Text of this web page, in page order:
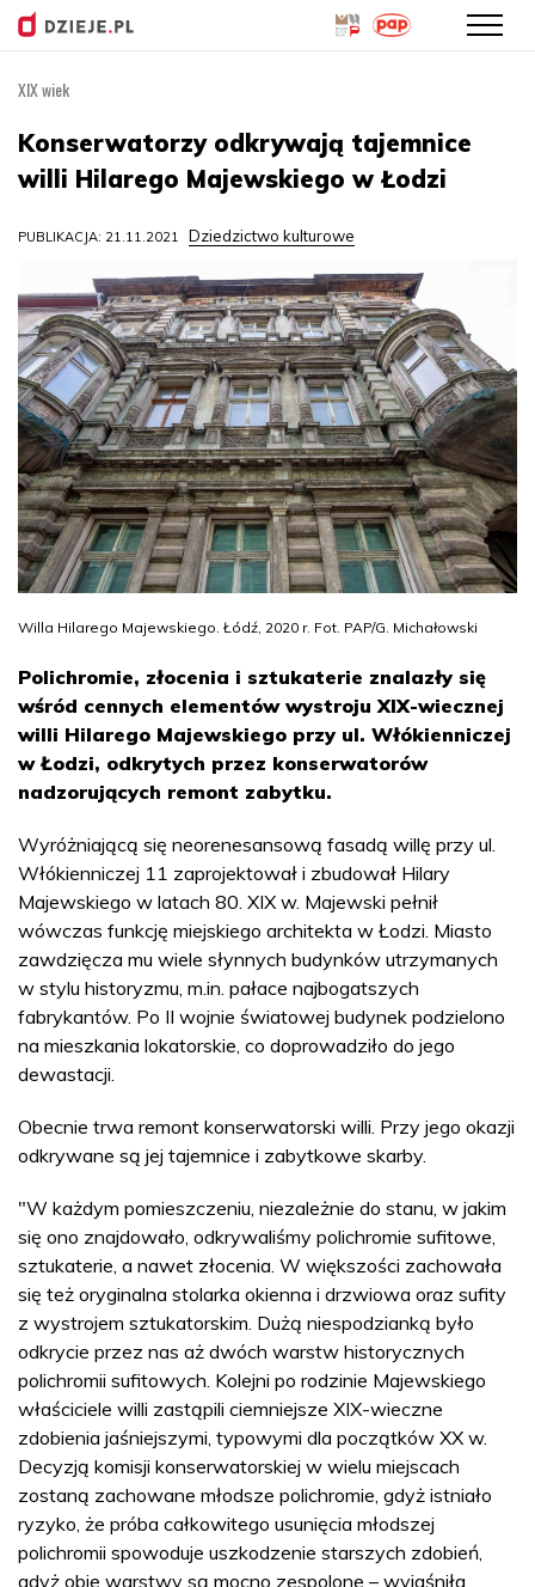
treści
XIX wiek
Konserwatorzy odkrywają tajemnice
willi Hilarego Majewskiego w Łodzi
PUBLIKACJA: 21.11.2021 Dziedzictwo kulturowe
Willa Hilarego Majewskiego. Łódź, 2020 r. Fot. PAP/G. Michałowski
Polichromie, złocenia i sztukaterie znalazły się
wśród cennych elementów wystroju XIX-wiecznej
willi Hilarego Majewskiego przy ul. Włókienniczej
w Łodzi, odkrytych przez konserwatorów
nadzorujących remont zabytku.
Wyróżniającą się neorenesansową fasadą willę przy ul.
Włókienniczej 11 zaprojektował i zbudował Hilary
Majewskiego w latach 80. XIX w. Majewski pełnił
wówczas funkcję miejskiego architekta w Łodzi. Miasto
zawdzięcza mu wiele słynnych budynków utrzymanych
w stylu historyzmu, m.in. pałace najbogatszych
fabrykantów. Po II wojnie światowej budynek podzielono
na mieszkania lokatorskie, co doprowadziło do jego
dewastacji.
Obecnie trwa remont konserwatorski willi. Przy jego okazji
odkrywane są jej tajemnice i zabytkowe skarby.
"W każdym pomieszczeniu, niezależnie do stanu, w jakim
się ono znajdowało, odkrywaliśmy polichromie sufitowe,
sztukaterie, a nawet złocenia. W większości zachowała
się też oryginalna stolarka okienna i drzwiowa oraz sufity
z wystrojem sztukatorskim. Dużą niespodzianką było
odkrycie przez nas aż dwóch warstw historycznych
polichromii sufitowych. Kolejni po rodzinie Majewskiego
właściciele willi zastąpili ciemniejsze XIX-wieczne
zdobienia jaśniejszymi, typowymi dla początków XX w.
Decyzją komisji konserwatorskiej w wielu miejscach
zostaną zachowane młodsze polichromie, gdyż istniało
ryzyko, że próba całkowitego usunięcia młodszej
polichromii spowoduje uszkodzenie starszych zdobień,
gdyż obie warstwy są mocno zespolone – wyjaśniła